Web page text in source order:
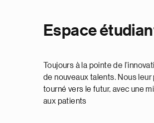
Espace
Toujours à la pointe de
de nouveaux talents. Nous
tourné vers le futur, avec une
aux patients